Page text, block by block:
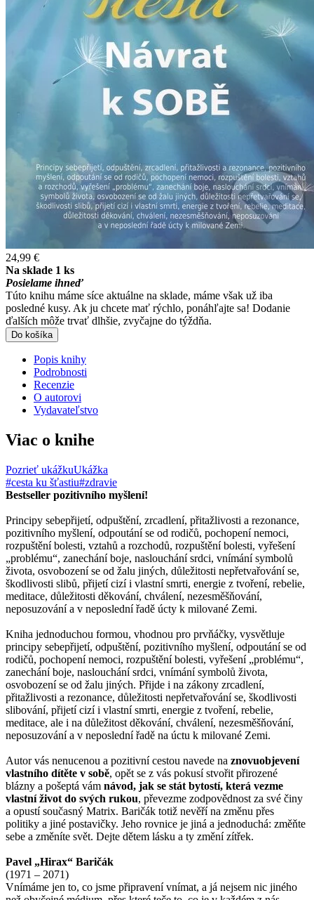
24,99 €
Na sklade 1 ks
Posielame ihneď
Túto knihu máme síce aktuálne na sklade, máme však už iba
posledné kusy. Ak ju chcete mať rýchlo, ponáhľajte sa! Dodanie
ďalších môže trvať dlhšie, zvyčajne do týždňa.
Do košíka
Popis knihy
Podrobnosti
Recenzie
O autorovi
Vydavateľstvo
Viac o knihe
Pozrieť ukážkuUkážka
#cesta ku šťastiu#zdravie
Bestseller pozitivního myšlení!
Principy sebepřijetí, odpuštění, zrcadlení, přitažlivosti a rezonance,
pozitivního myšlení, odpoutání se od rodičů, pochopení nemoci,
rozpuštění bolesti, vztahů a rozchodů, rozpuštění bolesti, vyřešení
„problému“, zanechání boje, naslouchání srdci, vnímání symbolů
života, osvobození se od žalu jiných, důležitosti nepřetvařování se,
škodlivosti slibů, přijetí cizí i vlastní smrti, energie z tvoření, rebelie,
meditace, důležitosti děkování, chválení, nezesměšňování,
neposuzování a v neposlední řadě úcty k milované Zemi.
Kniha jednoduchou formou, vhodnou pro prvňáčky, vysvětluje
principy sebepřijetí, odpuštění, pozitivního myšlení, odpoutání se od
rodičů, pochopení nemoci, rozpuštění bolesti, vyřešení „problému“,
zanechání boje, naslouchání srdci, vnímání symbolů života,
osvobození se od žalu jiných. Přijde i na zákony zrcadlení,
přitažlivosti a rezonance, důležitosti nepřetvařování se, škodlivosti
slibování, přijetí cizí i vlastní smrti, energie z tvoření, rebelie,
meditace, ale i na důležitost děkování, chválení, nezesměšňování,
neposuzování a v neposlední řadě na úctu k milované Zemi.
Autor vás nenucenou a pozitivní cestou navede na znovuobjevení
vlastního dítěte v sobě, opět se z vás pokusí stvořit přirozené
blázny a pošeptá vám návod, jak se stát bytostí, která vezme
vlastní život do svých rukou, převezme zodpovědnost za své činy
a opustí současný Matrix. Baričák totiž nevěří na změnu přes
politiky a jiné postavičky. Jeho rovnice je jiná a jednoduchá: změňte
sebe a změníte svět. Dejte dětem lásku a ty změní zítřek.
Pavel „Hirax“ Baričák
(1971 – 2071)
Vnímáme jen to, co jsme připravení vnímat, a já nejsem nic jiného